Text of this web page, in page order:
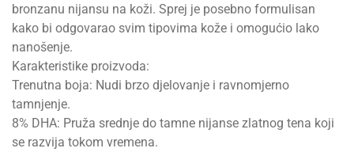
bronzanu nijansu na koži. Sprej je posebno formulisan
kako bi odgovarao svim tipovima kože i omogućio lako
nanošenje.
Karakteristike proizvoda:
Trenutna boja: Nudi brzo djelovanje i ravnomjerno
tamnjenje.
8% DHA: Pruža srednje do tamne nijanse zlatnog tena koji
se razvija tokom vremena.